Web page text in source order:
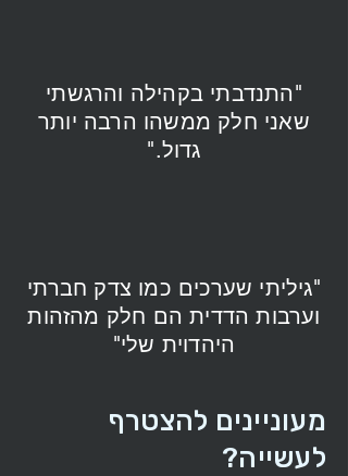
"התנדבתי בקהילה והרגשתי
שאני חלק ממשהו הרבה יותר
גדול."
"גיליתי שערכים כמו צדק חברתי
וערבות הדדית הם חלק מהזהות
היהדוית שלי"
מעוניינים להצטרף
לעשייה?